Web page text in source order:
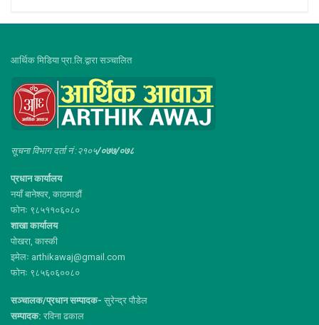
आर्थिक मिडिया प्रा.लि.द्वारा सञ्चालित
सूचना विभाग दर्ता नं :२१०५/०७७/०७८
प्रधान कार्यालय
नयाँ बानेश्वर, काठमाडौं
फोनः ९८५११०६०८०
शाखा कार्यालय
पोखरा, कास्की
इमेलः arthikawaj@gmail.com
फोनः ९८५६०६००८०
सञ्चालक/प्रधान सम्पादक- सुरेन्द्र पौडेल
सम्पादक: रविना ढकाल